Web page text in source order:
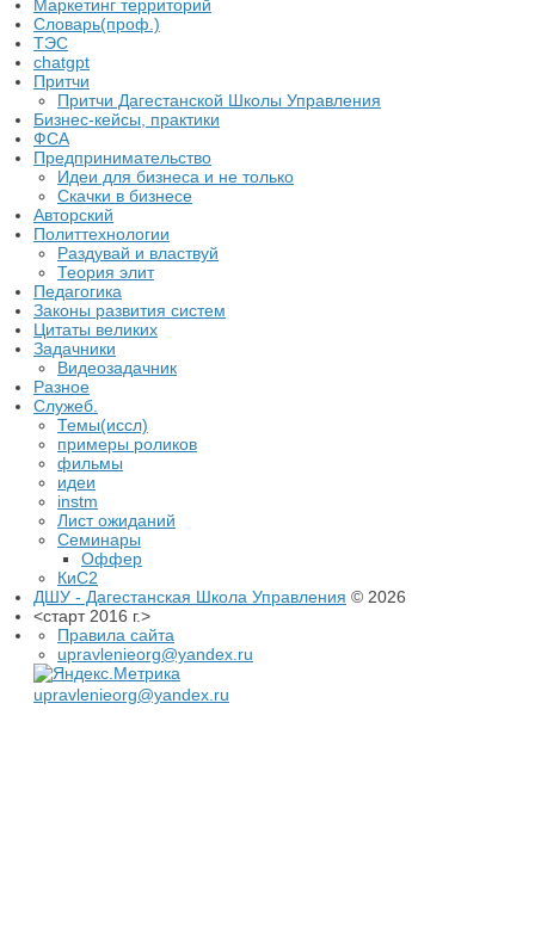
Маркетинг территорий
Словарь(проф.)
ТЭС
chatgpt
Притчи
Притчи Дагестанской Школы Управления
Бизнес-кейсы, практики
ФСА
Предпринимательство
Идеи для бизнеса и не только
Скачки в бизнесе
Авторский
Политтехнологии
Раздувай и властвуй
Теория элит
​Педагогика
Законы развития систем
Цитаты великих
Задачники
Видеозадачник
Разное
Служеб.
Темы(иссл)
примеры роликов
фильмы
идеи
instm
Лист ожиданий
Семинары
Оффер
КиС2
ДШУ - Дагестанская Школа Управления © 2026
<старт 2016 г.>
Правила сайта
upravlenieorg@yandex.ru
upravlenieorg@yandex.ru